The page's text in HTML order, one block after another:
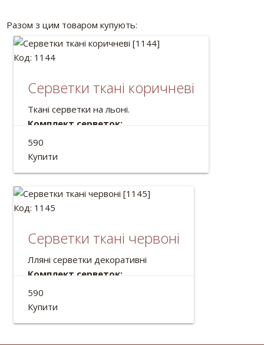
Разом з цим товаром купують:
Код: 1144
Серветки ткані коричневі
Ткані серветки на льоні.
Комплект серветок:
Велика(1шт): 70*30см
Маленька(6шт): 32*24см
590
Купити
Код: 1145
Серветки ткані червоні
Лляні серветки декоративні
Комплект серветок:
Велика(1шт): 70*30см
Маленька(6шт): 32*24см
590
Купити